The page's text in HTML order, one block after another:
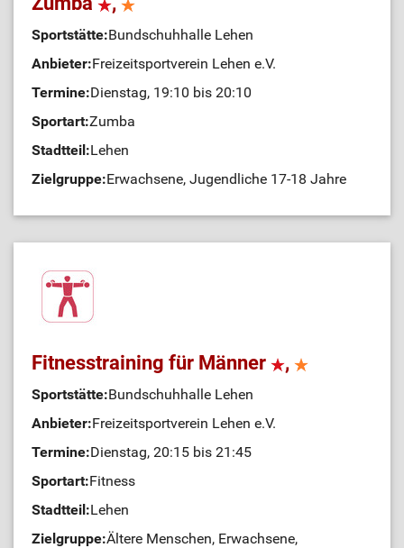
Sportstätte:Bundschuhhalle Lehen
Anbieter:Freizeitsportverein Lehen e.V.
Termine:Dienstag, 19:10 bis 20:10
Sportart:Zumba
Stadtteil:Lehen
Zielgruppe:Erwachsene, Jugendliche 17-18 Jahre
Fitnesstraining für Männer ,
Sportstätte:Bundschuhhalle Lehen
Anbieter:Freizeitsportverein Lehen e.V.
Termine:Dienstag, 20:15 bis 21:45
Sportart:Fitness
Stadtteil:Lehen
Zielgruppe:Ältere Menschen, Erwachsene,